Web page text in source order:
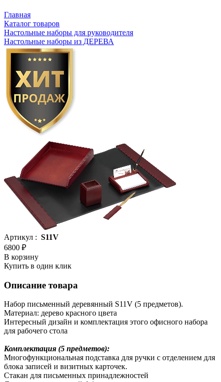
Главная
Каталог товаров
Настольные наборы для руководителя
Настольные наборы из ДЕРЕВА
Артикул : S11V
6800 ₽
В корзину
Купить в один клик
Описание товара
Набор письменный деревянный S11V (5 предметов).
Материал: дерево красного цвета
Интересный дизайн и комплектация этого офисного набора
для рабочего стола
Комплектация (5 предметов):
Многофункциональная подставка для ручки с отделением для
блока записей и визитных карточек.
Стакан для письменных принадлежностей